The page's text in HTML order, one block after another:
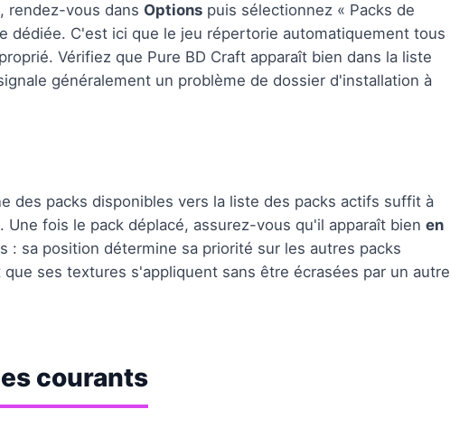
rendez-vous dans Options puis sélectionnez « Packs de
dédiée. C'est ici que le jeu répertorie automatiquement tous
Vérifiez que Pure BD Craft apparaît bien dans la liste
généralement un problème de dossier d'installation à
des packs disponibles vers la liste des packs actifs suffit à
fois le pack déplacé, assurez-vous qu'il apparaît bien en
: sa position détermine sa priorité sur les autres packs
ses textures s'appliquent sans être écrasées par un autre
courants